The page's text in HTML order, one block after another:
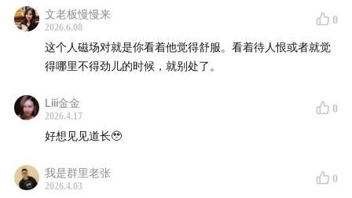
文老板慢慢来
2026.6.08
0
这个人磁场对就是你看着他觉得舒服。看着待人恨或者就觉
得哪里不得劲儿的时候，就别处了。
Liii金金
2026.4.17
0
好想见见道长🥹
我是群里老张
2026.4.03
0